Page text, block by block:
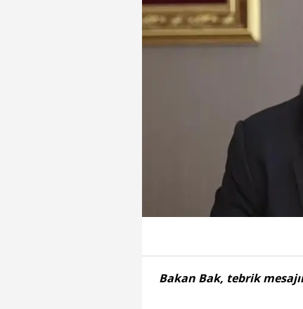
Bakan Bak, tebrik